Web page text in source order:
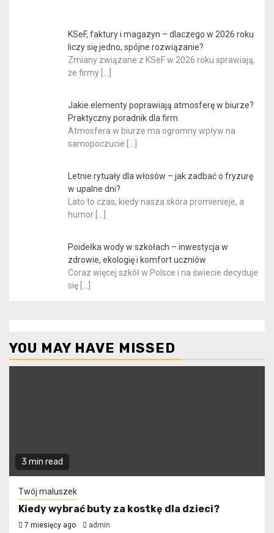
KSeF, faktury i magazyn – dlaczego w 2026 roku
liczy się jedno, spójne rozwiązanie?
Zmiany związane z KSeF w 2026 roku sprawiają,
że firmy […]
Jakie elementy poprawiają atmosferę w biurze?
Praktyczny poradnik dla firm
Atmosfera w biurze ma ogromny wpływ na
samopoczucie
Letnie rytuały dla włosów – jak zadbać o fryzurę
w upalne dni?
Lato to czas, kiedy nasza skóra promienieje, a
humor
Poidełka wody w szkołach – inwestycja w
zdrowie, ekologię i komfort uczniów
Coraz więcej szkół w Polsce i na świecie decyduje
się […]
YOU MAY HAVE MISSED
3 min read
Twój maluszek
Kiedy wybrać buty za kostkę dla dzieci?
7 miesięcy ago admin